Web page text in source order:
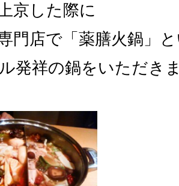
京した際に
門店で「薬膳火鍋」
ル発祥の鍋をいただ